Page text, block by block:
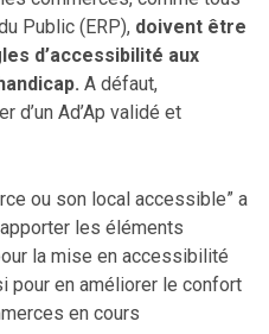
Public (ERP), doivent être
d’accessibilité aux
A défaut,
d’un Ad’Ap validé et
ou son local accessible” a
les éléments
la mise en accessibilité
pour en améliorer le confort
en cours